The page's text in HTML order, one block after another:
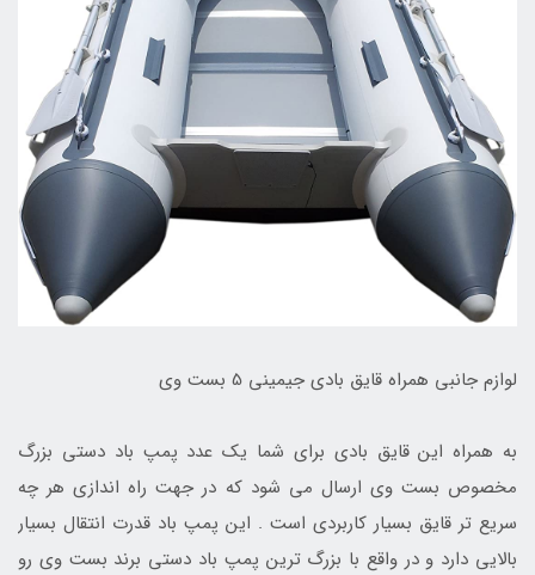
لوازم جانبی همراه قایق بادی جیمینی 5 بست وی
به همراه این قایق بادی برای شما یک عدد پمپ باد دستی بزرگ
مخصوص بست وی ارسال می شود که در جهت راه اندازی هر چه
سریع تر قایق بسیار کاربردی است . این پمپ باد قدرت انتقال بسیار
بالایی دارد و در واقع با بزرگ ترین پمپ باد دستی برند بست وی رو